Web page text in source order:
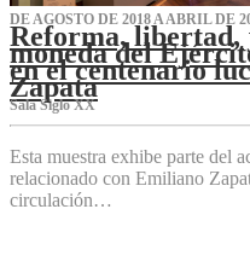
DE AGOSTO DE 2018 A ABRIL DE
Reforma, libertad,
moneda del
en el centenario
Zapata
Sala Siglo XX
Esta muestra exhibe parte del
relacionado con Emiliano
circulación…